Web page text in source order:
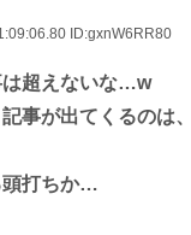
ID:gxnW6RR80
は超えないな…w
事が出てくるのは
頭打ちか…